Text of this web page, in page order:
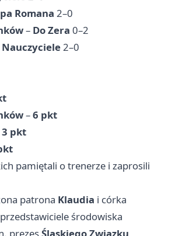
Romana 2–0
– Do Zera 0–2
Nauczyciele2–0
–6 pkt
3 pkt
pamiętali o trenerze i zaprosili
patrona Klaudia i córka
środowiska